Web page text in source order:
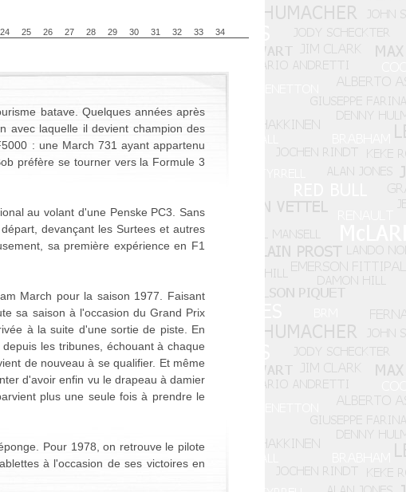
24 25 26 27 28 29 30 31 32 33 34
batave. Quelques années après
avec laquelle il devient champion des
: une March 731 ayant appartenu
préfère se tourner vers la Formule 3
au volant d'une Penske PC3. Sans
devançant les Surtees et autres
sa première expérience en F1
March pour la saison 1977. Faisant
sa saison à l'occasion du Grand Prix
à la suite d'une sortie de piste. En
les tribunes, échouant à chaque
de nouveau à se qualifier. Et même
d'avoir enfin vu le drapeau à damier
plus une seule fois à prendre le
Pour 1978, on retrouve le pilote
à l'occasion de ses victoires en